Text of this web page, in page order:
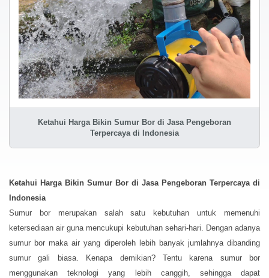
Ketahui Harga Bikin Sumur Bor di Jasa Pengeboran
Terpercaya di Indonesia
Ketahui Harga Bikin Sumur Bor di Jasa Pengeboran Terpercaya di
Indonesia
Sumur bor merupakan salah satu kebutuhan untuk memenuhi
ketersediaan air guna mencukupi kebutuhan sehari-hari. Dengan adanya
sumur bor maka air yang diperoleh lebih banyak jumlahnya dibanding
sumur gali biasa. Kenapa demikian? Tentu karena sumur bor
menggunakan teknologi yang lebih canggih, sehingga dapat